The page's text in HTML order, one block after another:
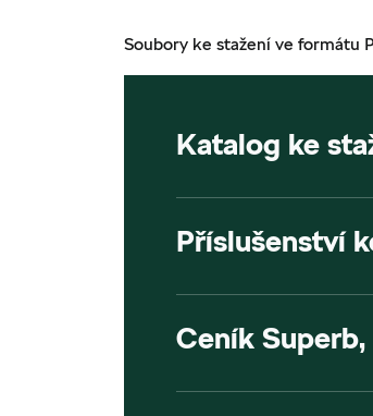
Soubory ke stažení ve formátu
Katalog ke
Příslušenství
Ceník